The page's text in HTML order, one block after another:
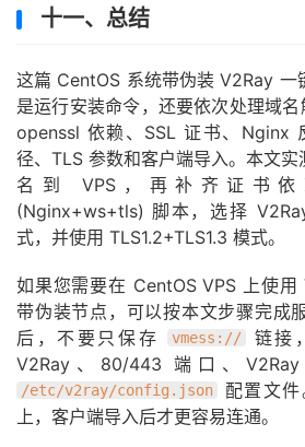
十一、总结
这篇 CentOS 系统带伪装 V2Ray 一
是运行安装命令，还要依次处理域
openssl 依赖、SSL 证书、Nginx
径、TLS 参数和客户端导入。本文
名到 VPS，再补齐证书依
(Nginx+ws+tls) 脚本，选择
式，并使用 TLS1.2+TLS1.3 模式。
如果您需要在 CentOS VPS 上使
带伪装节点，可以按本文步骤完成
后，不要只保存
vmess://
链接
V2Ray、80/443 端口、
/etc/v2ray/config.json
配置文
上，客户端导入后才更容易连通。